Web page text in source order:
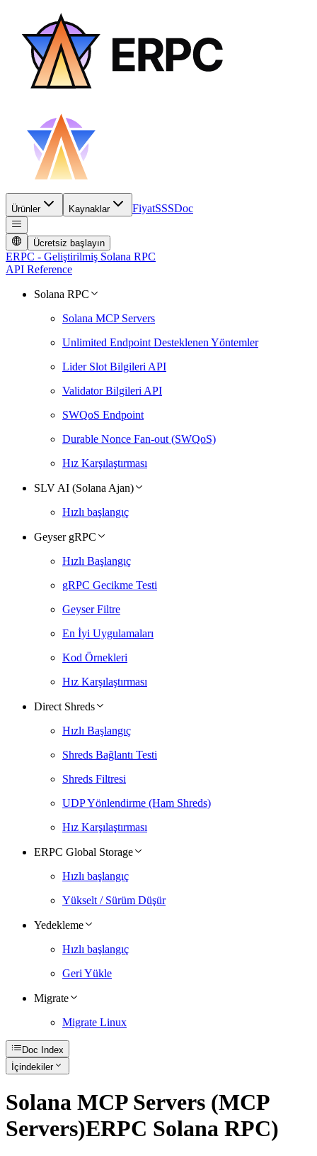
Ürünler Kaynaklar FiyatSSSDoc
Ücretsiz başlayın
ERPC - Geliştirilmiş Solana RPC
API Reference
Solana RPC
Solana MCP Servers
Unlimited Endpoint Desteklenen Yöntemler
Lider Slot Bilgileri API
Validator Bilgileri API
SWQoS Endpoint
Durable Nonce Fan-out (SWQoS)
Hız Karşılaştırması
SLV AI (Solana Ajan)
Hızlı başlangıç
Geyser gRPC
Hızlı Başlangıç
gRPC Gecikme Testi
Geyser Filtre
En İyi Uygulamaları
Kod Örnekleri
Hız Karşılaştırması
Direct Shreds
Hızlı Başlangıç
Shreds Bağlantı Testi
Shreds Filtresi
UDP Yönlendirme (Ham Shreds)
Hız Karşılaştırması
ERPC Global Storage
Hızlı başlangıç
Yükselt / Sürüm Düşür
Yedekleme
Hızlı başlangıç
Geri Yükle
Migrate
Migrate Linux
Doc Index
İçindekiler
Solana MCP Servers (MCP
Servers)ERPC Solana RPC)